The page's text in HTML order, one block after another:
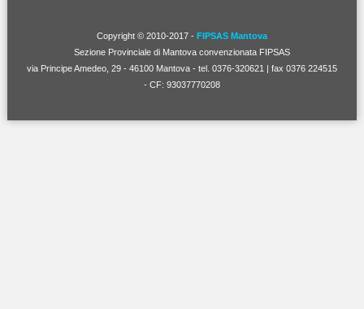
Copyright © 2010-2017 - FIPSAS Mantova
Sezione Provinciale di Mantova convenzionata FIPSAS
via Principe Amedeo, 29 - 46100 Mantova - tel. 0376-320621 | fax 0376 224515
- CF: 93037770208